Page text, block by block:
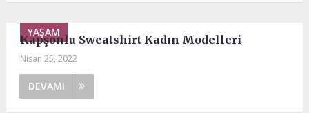
YAŞAM
Kapşonlu Sweatshirt Kadın Modelleri
Nisan 25, 2022
DEVAMI